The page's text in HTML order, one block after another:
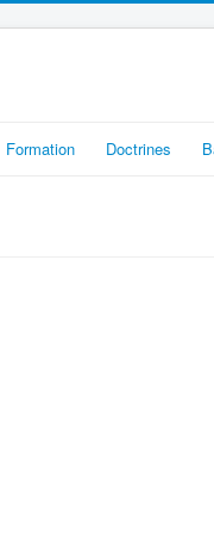
Formation Doctrines